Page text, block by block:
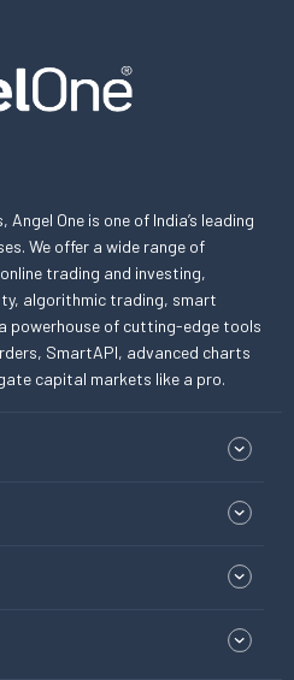
One is one of India’s leading
We offer a wide range of
trading and investing,
algorithmic trading, smart
powerhouse of cutting-edge tools
SmartAPI, advanced charts
capital markets like a pro.